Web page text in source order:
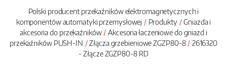
Polski producent przekaźników elektromagnetycznych i
komponentów automatyki przemysłowej
Produkty
Gniazda i
akcesoria do przekaźników
Akcesoria łaczeniowe do gniazd i
przekaźników PUSH-IN
Złącza grzebieniowe ZGZP80-8
2616320
- Złącze ZGZP80-8 RD